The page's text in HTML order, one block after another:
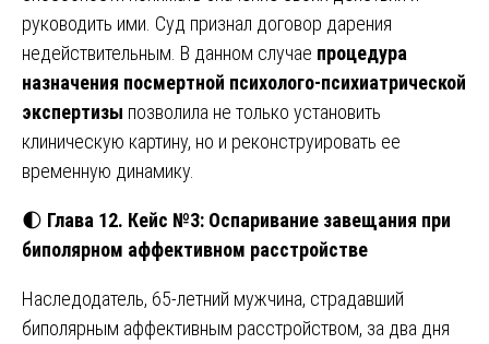
руководить ими. Суд признал договор дарения
недействительным. В данном случае процедура
назначения посмертной психолого-психиатрической
экспертизы позволила не только установить
клиническую картину, но и реконструировать ее
временную динамику.
🌓 Глава 12. Кейс №3: Оспаривание завещания при
биполярном аффективном расстройстве
Наследодатель, 65-летний мужчина, страдавший
биполярным аффективным расстройством, за два дня